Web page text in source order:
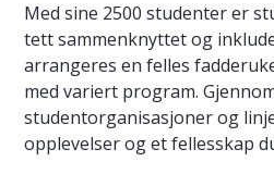
Med sine 2500 studenter er
tett sammenknyttet og
arrangeres en felles
med variert program.
studentorganisasjoner og
opplevelser og et fellesskap